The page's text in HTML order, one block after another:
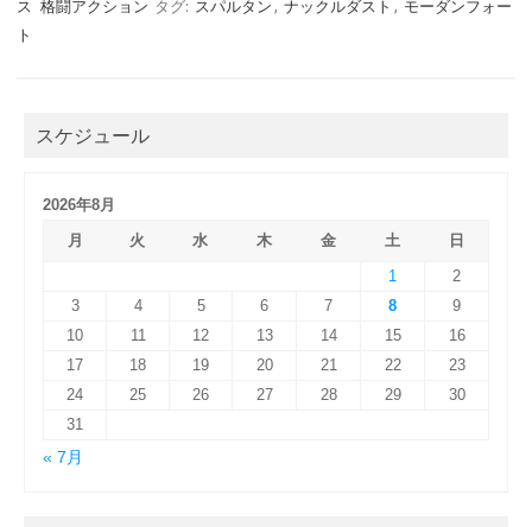
ス
格闘アクション タグ: スパルタン , ナックルダスト , モーダンフォー
ト
スケジュール
2026年8月
月
火 水 木 金 土
日
1
2
3
4 5 6 7 8
9
10
11 12 13 14 15
16
17
18 19 20 21 22
23
24
25 26 27 28 29
30
31
« 7月